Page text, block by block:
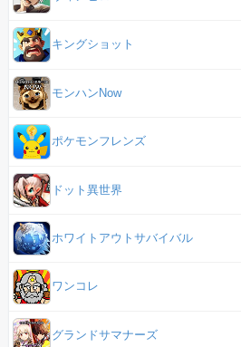
キングショット
モンハンNow
ポケモンフレンズ
ドット異世界
ホワイトアウトサバイバル
ワンコレ
グランドサマナーズ